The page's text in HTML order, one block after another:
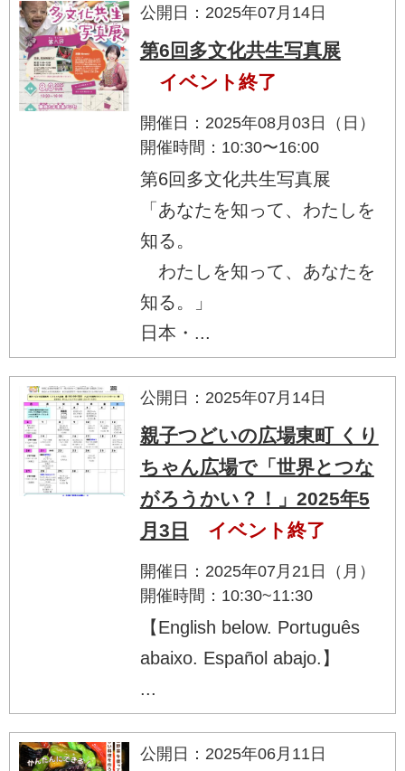
公開日：2025年07月14日
第6回多文化共生写真展
イベント終了
開催日：2025年08月03日（日）
開催時間：10:30〜16:00
第6回多文化共生写真展
「あなたを知って、わたしを
知る。
わたしを知って、あなたを
知る。」
日本・...
公開日：2025年07月14日
親子つどいの広場東町 くり
ちゃん広場で「世界とつな
がろうかい？！」2025年5
月3日
イベント終了
開催日：2025年07月21日（月）
開催時間：10:30~11:30
【English below. Português
abaixo. Español abajo.】
...
公開日：2025年06月11日